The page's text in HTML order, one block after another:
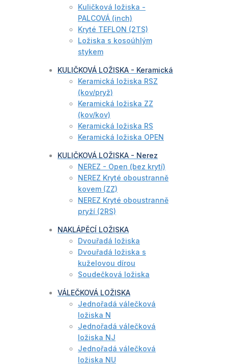
Kuličková ložiska -
PALCOVÁ (inch)
Kryté TEFLON (2TS)
Ložiska s kosoúhlým
stykem
KULIČKOVÁ LOŽISKA - Keramická
Keramická ložiska RSZ
(kov/pryž)
Keramická ložiska ZZ
(kov/kov)
Keramická ložiska RS
Keramická ložiska OPEN
KULIČKOVÁ LOŽISKA - Nerez
NEREZ - Open (bez krytí)
NEREZ Kryté oboustranně
kovem (ZZ)
NEREZ Kryté oboustranně
pryží (2RS)
NAKLÁPĚCÍ LOŽISKA
Dvouřadá ložiska
Dvouřadá ložiska s
kuželovou dírou
Soudečková ložiska
VÁLEČKOVÁ LOŽISKA
Jednořadá válečková
ložiska N
Jednořadá válečková
ložiska NJ
Jednořadá válečková
ložiska NU